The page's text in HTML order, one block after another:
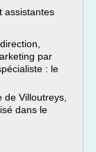
assistantes
par
: le
Villoutreys,
dans le